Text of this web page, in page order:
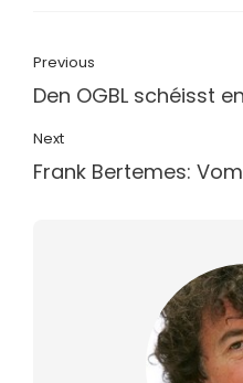
Previous
Den OGBL schéisst
Next
Frank Bertemes: